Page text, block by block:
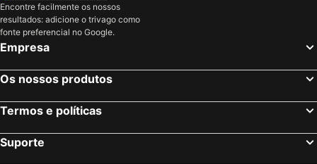
Arroyo de la Encomienda, Castela e Leão Hotéis
Islantilla, Andaluzia Hotéis
Benidorm, Valência Hotéis
Barcelona, Catalunha Hotéis
Vigo, Galiza Hotéis
Isla Canela, Andaluzia Hotéis
Encontre facilmente os nossos
resultados: adicione o trivago como
fonte preferencial no Google.
Empresa
Os nossos produtos
Termos e políticas
Suporte